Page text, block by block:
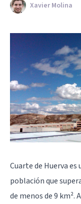
Xavier Molina
Cuarte de Huerva
población que
de menos de 9 km².